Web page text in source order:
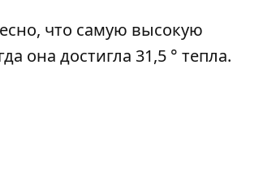
что самую высокую
она достигла 31,5 ° тепла.